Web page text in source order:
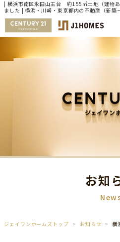
| 横浜市南区永田山王台 約155㎡土地（建物
ました | 横浜・川崎・東京都内の不動産（新
ョン）ならセンチュリー21ジェイワンホームズ
お知
ジェイワンホームズトップ お知らせ